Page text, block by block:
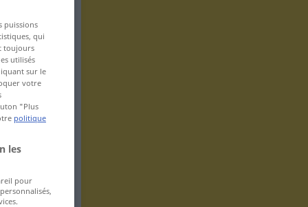
puissions
qui
toujours
utilisés
sur le
votre
"Plus
politique
les
pour